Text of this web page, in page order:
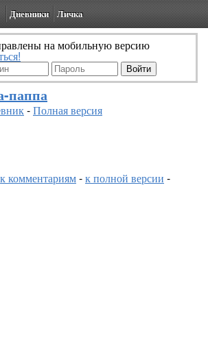
Дневники Личка
на мобильную версию
паппа
-Полная версия
к комментариям-к полной версии -